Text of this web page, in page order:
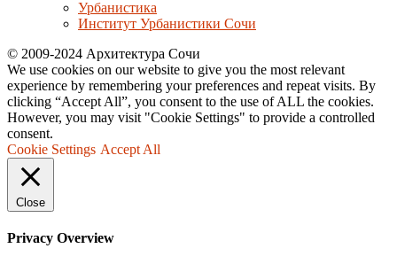
Урбанистика
Институт Урбанистики Сочи
© 2009-2024 Архитектура Сочи
We use cookies on our website to give you the most relevant
experience by remembering your preferences and repeat visits. By
clicking “Accept All”, you consent to the use of ALL the cookies.
However, you may visit "Cookie Settings" to provide a controlled
consent.
Cookie Settings Accept All
Close
Privacy Overview